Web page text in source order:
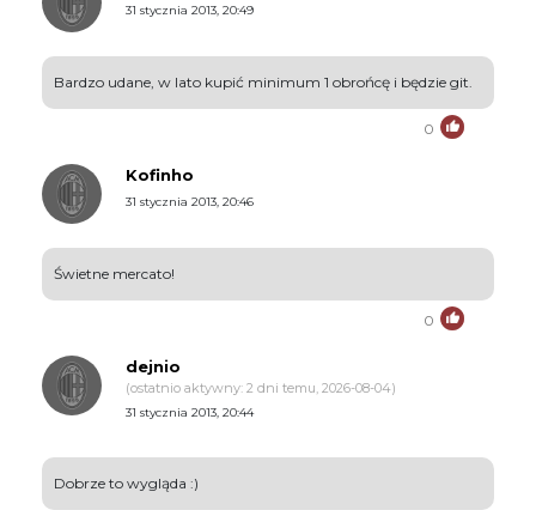
31 stycznia 2013, 20:49
Bardzo udane, w lato kupić minimum 1 obrońcę i będzie git.
0
Kofinho
31 stycznia 2013, 20:46
Świetne mercato!
0
dejnio
(ostatnio aktywny: 2 dni temu, 2026-08-04)
31 stycznia 2013, 20:44
Dobrze to wygląda :)